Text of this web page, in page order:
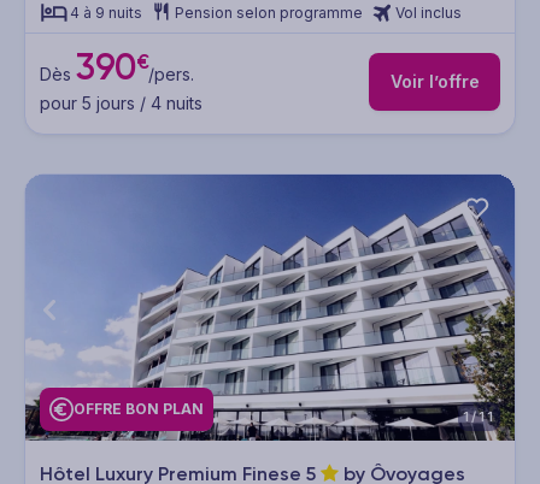
4 à 9 nuits Pension selon programme Vol inclus
Dès 390€/pers.
pour 5 jours / 4 nuits
Voir l’offre
OFFRE BON PLAN 1/11
Hôtel Luxury Premium Finese 5 by Ôvoyages